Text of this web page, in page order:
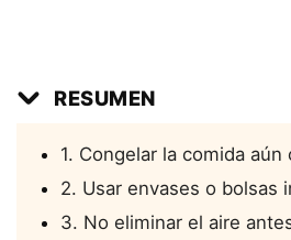
RESUMEN
1. Congelar la comida aún
2. Usar envases o bolsas
3. No eliminar el aire